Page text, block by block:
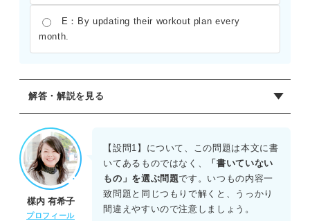
E：By updating their workout plan every
month.
解答・解説を見る
【設問1】正解：E.An outdoor tennis court
本文には最新の運動マシン、25メートルの屋内プール、サ
ウナ、パーソナルトレーニングについては記載があるが、
屋外テニスコートについては一切言及がない。したがって
正解はEとなる。
【設問2】正解：C.Annual memberships are
楳内 有希子
プロフィール
【設問1】について、この問題は本文に書
いてあるものではなく、
「書いていない
もの」を選ぶ問題です。いつもの内容一
致問題と同じつもりで解くと、うっかり
間違えやすいので注意しましょう。